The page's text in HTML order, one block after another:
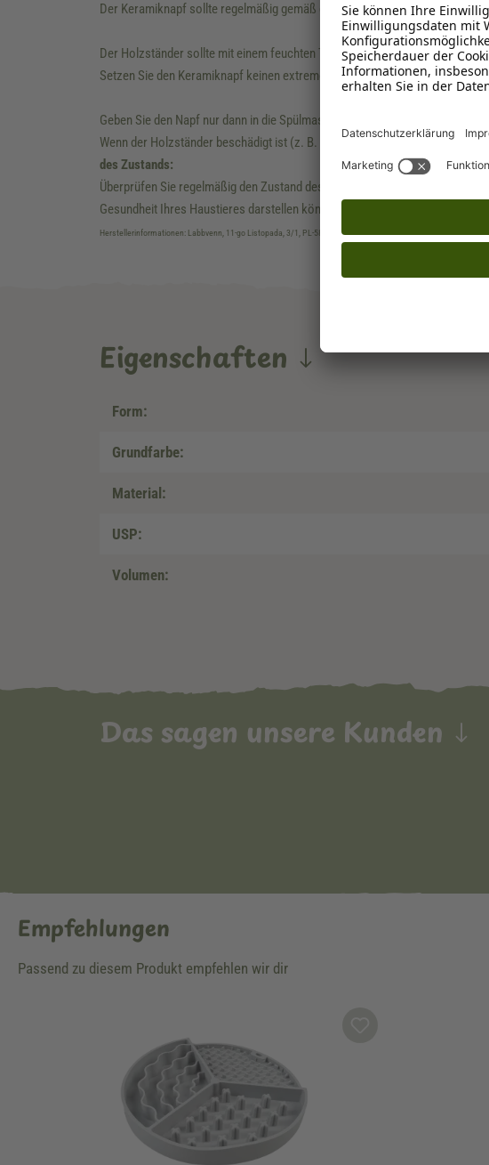
Der Keramiknapf sollte regelmäßig gemäß den Anweisungen gereinigt
Der Holzständer sollte mit einem feuchten Tuch abgewischt werden. Nicht
Setzen Sie den Keramiknapf keinen extremen Temperaturen aus (z. B.
Geben Sie den Napf nur dann in die Spülmaschine, wenn dies vom
Wenn der Holzständer beschädigt ist (z. B. Risse oder Splitter), ersetzen
des Zustands:
Überprüfen Sie regelmäßig den Zustand des Keramiknapfes und des
Gesundheit Ihres Haustieres darstellen könnten.
Herstellerinformationen: Labbvenn, 11-go Listopada, 3/1, PL-58-160 Swiebodzice, hello@labbvenn.com,
Eigenschaften
Form:
Grundfarbe:
Material:
USP:
Volumen:
Das sagen unsere Kunden
Empfehlungen
Passend zu diesem Produkt empfehlen wir dir